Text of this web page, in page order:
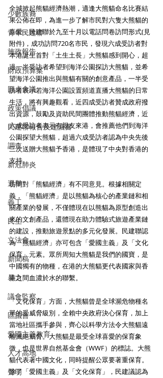
少數族裔
青年民建聯
施政報告
財政預算案
圓桌會議
政策倡議
民建聯報告及建議書
調查
新冠肺炎
選舉
義工
民生
立法會
新聞稿
暴力
議會監察
區議會
愛國主義教育
人才高地
聲明
全城掀起熊貓經濟熱潮，適逢大熊貓命名比賽結
果公佈在即，為進一步了解市民對六隻大熊貓的
喜愛，民建聯於九至十月以電話問卷訪問形式(見
附件)，成功訪問720名市民，發現六成受訪者對
本港誕生首對「土生土長」大熊貓感到開心，超
過一半受訪者希望到海洋公園探訪大熊貓，並希
望海洋公園推出與熊貓有關的創意產品，一半受
訪者表示若海洋公園設置頻道直播大熊貓的日常
生活，將有興趣觀看，近四成受訪者贊成政府撥
出資源，鼓勵及資助民間團體推動熊貓經濟，近
六成受訪者表示有親友來港，會推薦他們到海洋
公園探望大熊貓，超過六成受訪者認為中央先後
三次送贈大熊貓予香港，是體現了中央對香港的
支持。
坊間對「熊貓經濟」有不同意見。根據相關定
義，「熊貓經濟」是以熊貓為核心的產業鏈和相
關產業的發展，不僅體現在以熊貓為原型創造出
來的文創產品，還體現在助力體驗式旅遊產業鏈
的建設，推動旅遊景點的多元化發展。民建聯認
為「熊貓經濟」亦可包含「愛國主義」及「文化
保育」元素。眾所周知大熊貓是我們的國寶，是
中國獨有的物種，在港的大熊貓更代表國家與香
港之間血濃於水的聯繫。
「文化保育」方面，大熊貓曾是全球瀕危物種名
單的受威脅級別，全賴中央政府決心保育，加上
當地社區攜手參與，齊心以科學方法令大熊貓遠
離滅絕威脅。大熊貓是最受全球喜愛的保育象
徵，也是世界自然基金會（WWF）的標誌。大熊
貓代表著中國文化，同時提醒公眾要著重保育。
除了「愛國主義」及「文化保育」，民建議認為